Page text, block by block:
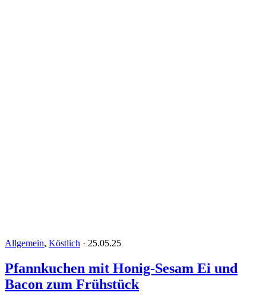
Allgemein, Köstlich · 25.05.25
Pfannkuchen mit Honig-Sesam Ei und
Bacon zum Frühstück